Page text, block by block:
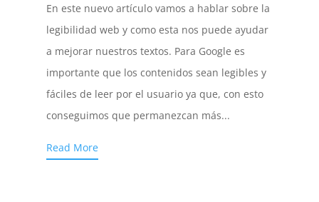
En este nuevo artículo vamos a hablar sobre la
legibilidad web y como esta nos puede ayudar
a mejorar nuestros textos. Para Google es
importante que los contenidos sean legibles y
fáciles de leer por el usuario ya que, con esto
conseguimos que permanezcan más...
Read More